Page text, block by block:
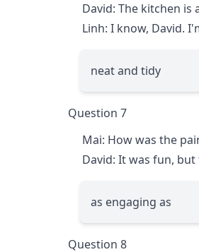
David: The kitchen is
Linh: I know, David.
neat and tidy
Question 7
Mai: How was the
David: It was fun,
as engaging as
Question 8